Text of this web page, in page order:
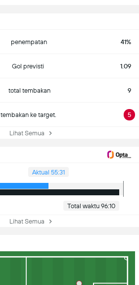
penempatan 41%
Gol previsti 1.09
total tembakan 9
tembakan ke target. 5
Lihat Semua
Aktual 55:31
Total waktu 96:10
Lihat Semua